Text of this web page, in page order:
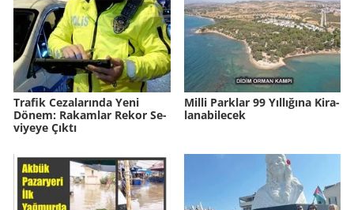
Tra­fik Ce­za­la­rın­da Yeni
Dönem: Ra­kam­lar Rekor Se­
vi­ye­ye Çıktı
Milli Park­lar 99 Yıl­lı­ğı­na Ki­ra­
la­na­bi­lecek